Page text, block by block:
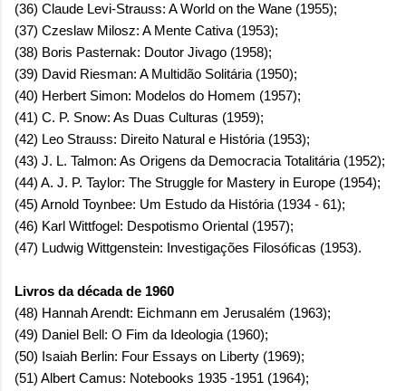
(36) Claude Levi-Strauss: A World on the Wane (1955);
(37) Czeslaw Milosz: A Mente Cativa (1953);
(38) Boris Pasternak: Doutor Jivago (1958);
(39) David Riesman: A Multidão Solitária (1950);
(40) Herbert Simon: Modelos do Homem (1957);
(41) C. P. Snow: As Duas Culturas (1959);
(42) Leo Strauss: Direito Natural e História (1953);
(43) J. L. Talmon: As Origens da Democracia Totalitária (1952);
(44) A. J. P. Taylor: The Struggle for Mastery in Europe (1954);
(45) Arnold Toynbee: Um Estudo da História (1934 - 61);
(46) Karl Wittfogel: Despotismo Oriental (1957);
(47) Ludwig Wittgenstein: Investigações Filosóficas (1953).
Livros da década de 1960
(48) Hannah Arendt: Eichmann em Jerusalém (1963);
(49) Daniel Bell: O Fim da Ideologia (1960);
(50) Isaiah Berlin: Four Essays on Liberty (1969);
(51) Albert Camus: Notebooks 1935 -1951 (1964);